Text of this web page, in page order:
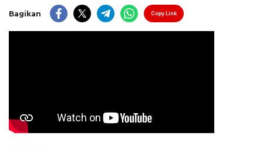
Bagikan Copy Link